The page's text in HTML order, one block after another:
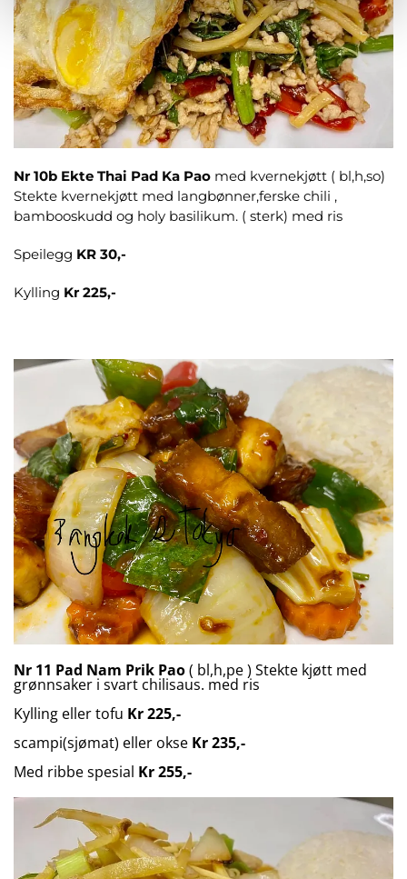
Nr 10b Ekte Thai Pad Ka Pao med kvernekjøtt ( bl,h,so)
Stekte kvernekjøtt med langbønner,ferske chili ,
bambooskudd og holy basilikum. ( sterk) med ris
Speilegg KR 30,-
Kylling Kr 225,-
Nr 11 Pad Nam Prik Pao( bl,h,pe ) Stekte kjøtt med
grønnsaker i svart chilisaus. med ris
Kylling eller tofu Kr 225,-
scampi(sjømat) eller okse Kr 235,-
Med ribbe spesial Kr 255,-